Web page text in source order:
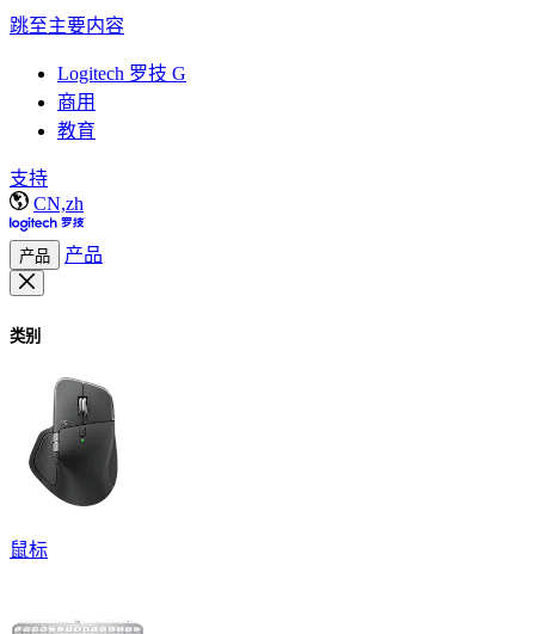
跳至主要内容
Logitech 罗技 G
商用
教育
支持
CN,zh
产品 产品
类别
鼠标